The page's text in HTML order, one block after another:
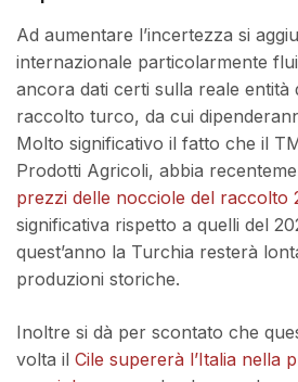
Ad aumentare l’incertezza si
internazionale particolarmente
ancora dati certi sulla reale entità
raccolto turco, da cui
Molto significativo il fatto che il
Prodotti Agricoli, abbia
prezzi delle nocciole del raccolto
significativa rispetto a quelli del
quest’anno la Turchia resterà
produzioni storiche.
Inoltre si dà per scontato che
volta il Cile supererà l’Italia nella